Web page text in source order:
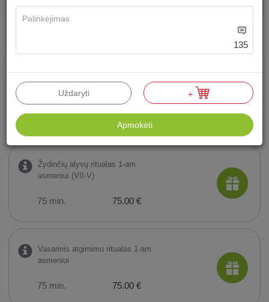
Dovanų idėjos
Akimirkos kartu ritualas 2-iem
asmenims (VII-V)
60 min. 118.00 €
Žydinčių alyvų ritualas 1-am
asmeniui (VII-V)
75 min. 75.00 €
Vasarinis atgimimo ritualas 1-am
asmeniui
75 min. 75.00 €
135
Uždaryti +
Apmokėti